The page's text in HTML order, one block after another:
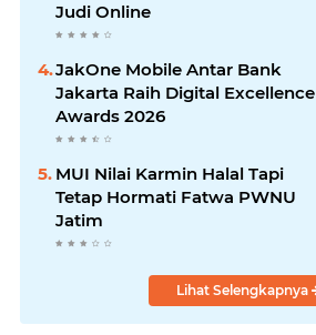
Judi Online
JakOne Mobile Antar Bank
Jakarta Raih Digital Excellence
Awards 2026
MUI Nilai Karmin Halal Tapi
Tetap Hormati Fatwa PWNU
Jatim
Lihat Selengkapnya